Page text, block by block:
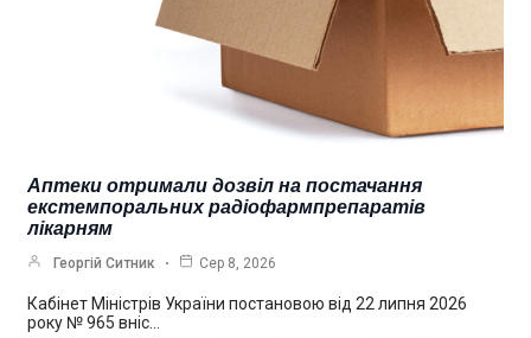
Аптеки отримали дозвіл на постачання
екстемпоральних радіофармпрепаратів
лікарням
Георгій Ситник Сер 8, 2026
Кабінет Міністрів України постановою від 22 липня 2026
року № 965 вніс…